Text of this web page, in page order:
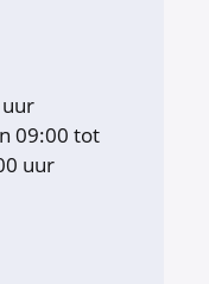
uur
09:00 tot
uur